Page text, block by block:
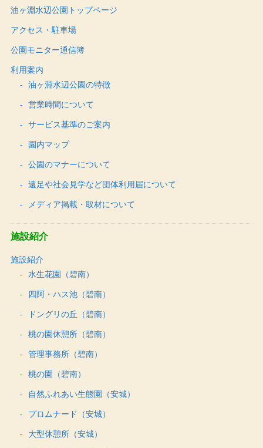
油ヶ淵水辺公園トップページ
アクセス・駐車場
公園モニター通信簿
利用案内
油ヶ淵水辺公園の特徴
営業時間について
サービス基準のご案内
園内マップ
公園のマナーについて
遠足や社会見学など団体利用届について
メディア掲載・取材について
施設紹介
施設紹介
水生花園（碧南）
四阿・ハス池（碧南）
ドングリの丘（碧南）
桃の園休憩所（碧南）
管理事務所（碧南）
桃の園（碧南）
自然ふれあい生態園（安城）
プロムナード（安城）
大型休憩所（安城）